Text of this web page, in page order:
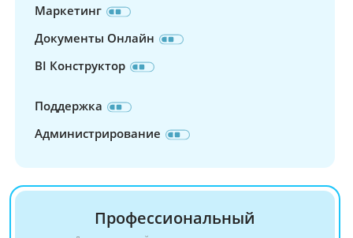
Маркетинг
Документы Онлайн
BI Конструктор
Поддержка
Администрирование
Профессиональный